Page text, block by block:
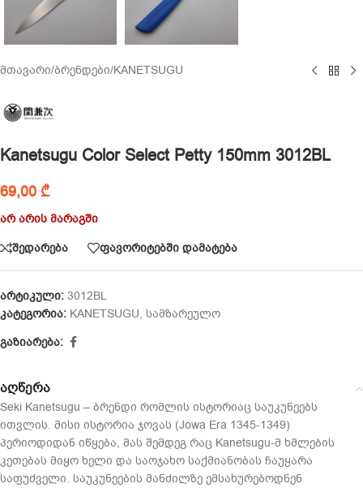
მთავარი/ბრენდები/KANETSUGU
Kanetsugu Color Select Petty 150mm 3012BL
69,00 ₾
არ არის მარაგში
შედარება
ფავორიტებში დამატება
არტიკული: 3012BL
კატეგორია: KANETSUGU, სამზარეულო
გაზიარება:
აღწერა
Seki Kanetsugu – ბრენდი რომლის ისტორიაც საუკუნეებს
ითვლის. მისი ისტორია ჯოვას (Jowa Era 1345-1349)
პერიოდიდან იწყება, მას შემდეგ რაც Kanetsugu-მ ხმლების
კეთებას მიყო ხელი და საოჯახო საქმიანობას ჩაუყარა
საფუძველი. საუკუნეების მანძილზე ემსახურებოდნენ